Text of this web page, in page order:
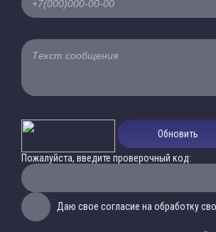
Обновить
Пожалуйста, введите проверочный код:
Даю свое согласие на обработку